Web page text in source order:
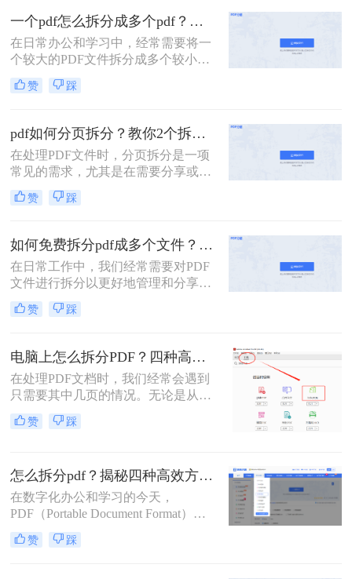
三种高效的PDF文件拆分方法，帮助
您轻松完成文件拆分任务。
一个pdf怎么拆分成多个pdf？教你3招轻松拆分！
在日常办公和学习中，经常需要将一
个较大的PDF文件拆分成多个较小的
PDF文件，以便于分享、管理或打
印。那么一个pdf怎么拆分成多个pdf
成多个PDF文件的实用方法。
赞 踩
pdf如何分页拆分？教你2个拆分方法！
在处理PDF文件时，分页拆分是一项
常见的需求，尤其是在需要分享或打
印部分页面时。那么pdf如何分页拆分
呢？本文将介绍两种分页拆分PDF的
分任务。
赞 踩
如何免费拆分pdf成多个文件？这三种方法很好用！
在日常工作中，我们经常需要对PDF
文件进行拆分以更好地管理和分享文
档。对于那些希望免费完成这项任务
的用户来说，有多种选择可以实现这
文件呢？本文将介绍三种无需付费即
可使用的PDF拆分方法。
赞 踩
电脑上怎么拆分PDF？四种高效方法详解！
在处理PDF文档时，我们经常会遇到
只需要其中几页的情况。无论是从一
份庞大的报告中提取关键章节，还是
将扫描合并的发票重新分开，“拆分
有页面，不如精准地提取所需部分，
这样既高效又专业。
赞 踩
怎么拆分pdf？揭秘四种高效方法，总有一款适合你！
在数字化办公和学习的今天，
PDF（Portable Document Format）因
其跨平台、格式固定的特性，已成为
我们日常工作中最常用的文件格式之
赞 踩